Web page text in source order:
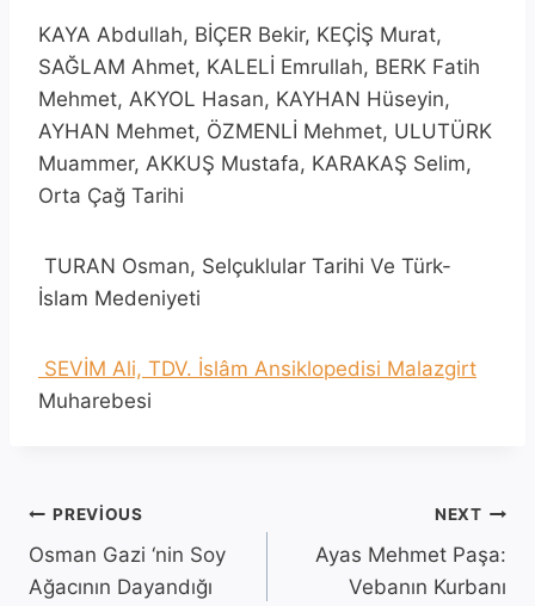
KAYA Abdullah, BİÇER Bekir, KEÇİŞ Murat,
SAĞLAM Ahmet, KALELİ Emrullah, BERK Fatih
Mehmet, AKYOL Hasan, KAYHAN Hüseyin,
AYHAN Mehmet, ÖZMENLİ Mehmet, ULUTÜRK
Muammer, AKKUŞ Mustafa, KARAKAŞ Selim,
Orta Çağ Tarihi
TURAN Osman, Selçuklular Tarihi Ve Türk-
İslam Medeniyeti
SEVİM Ali, TDV. İslâm Ansiklopedisi Malazgirt
Muharebesi
Yazı
gezinmesi
PREVIOUS
Osman Gazi ‘nin Soy
Ağacının Dayandığı
NEXT
Ayas Mehmet Paşa:
Vebanın Kurbanı